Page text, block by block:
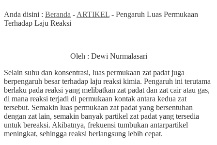
Anda disini : Beranda - ARTIKEL - Pengaruh Luas Permukaan
Terhadap Laju Reaksi
Oleh : Dewi Nurmalasari
Selain suhu dan konsentrasi, luas permukaan zat padat juga
berpengaruh besar terhadap laju reaksi kimia. Pengaruh ini terutama
berlaku pada reaksi yang melibatkan zat padat dan zat cair atau gas,
di mana reaksi terjadi di permukaan kontak antara kedua zat
tersebut. Semakin luas permukaan zat padat yang bersentuhan
dengan zat lain, semakin banyak partikel zat padat yang tersedia
untuk bereaksi. Akibatnya, frekuensi tumbukan antarpartikel
meningkat, sehingga reaksi berlangsung lebih cepat.